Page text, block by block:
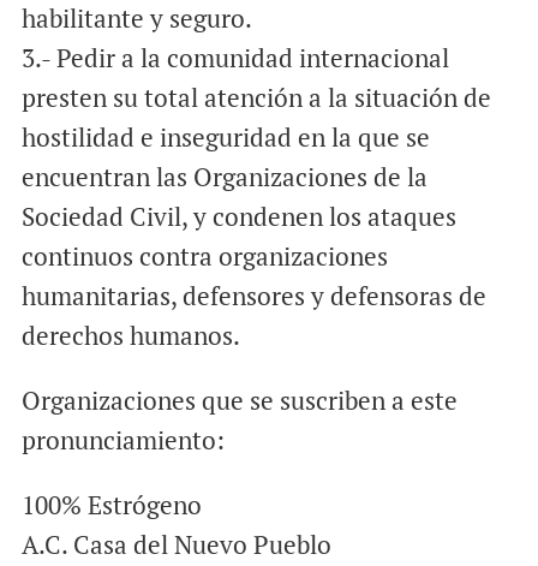
habilitante y seguro.
3.- Pedir a la comunidad internacional
presten su total atención a la situación de
hostilidad e inseguridad en la que se
encuentran las Organizaciones de la
Sociedad Civil, y condenen los ataques
continuos contra organizaciones
humanitarias, defensores y defensoras de
derechos humanos.
Organizaciones que se suscriben a este
pronunciamiento:
100% Estrógeno
A.C. Casa del Nuevo Pueblo